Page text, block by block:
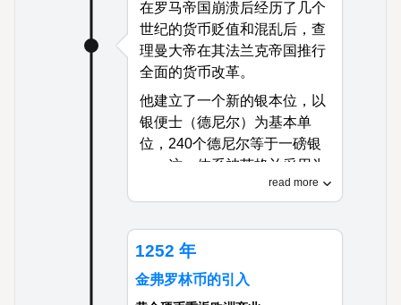
在罗马帝国崩溃后经历了几个
世纪的货币贬值和混乱后，查
理曼大帝在其法兰克帝国推行
全面的货币改革。
他建立了一个新的银本位，以
银便士（德尼尔）为基本单
位，240个德尼尔等于一磅银
——这一体系被英格兰采用为
英镑、先令和便士的基础。
并建立了一个影响欧洲货币系
统数个世纪的银本位。
read more
1252 年
金弗罗林币的引入